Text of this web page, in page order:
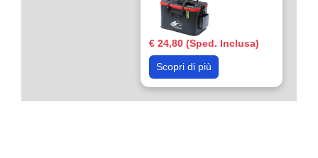
€ 24,80 (Sped. Inclusa)
Scopri di più